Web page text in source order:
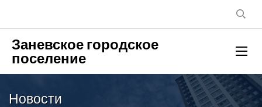
Заневское городское
поселение
Новости